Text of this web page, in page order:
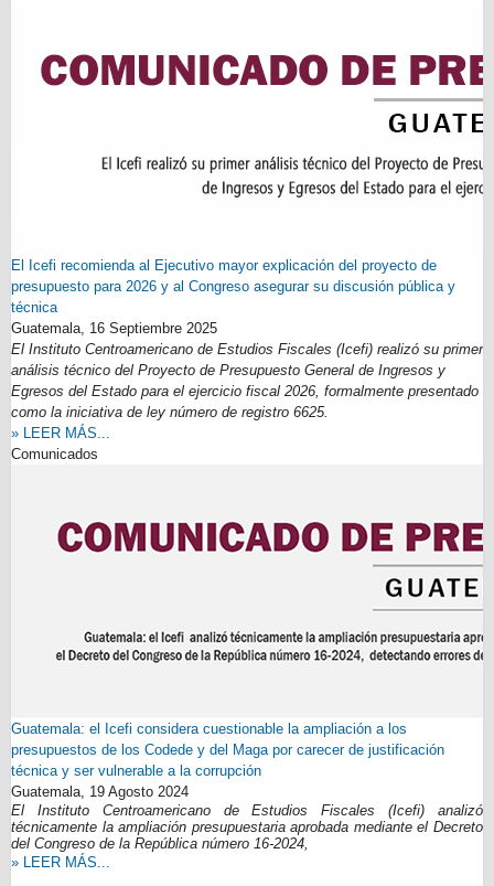
El Icefi recomienda al Ejecutivo mayor explicación del proyecto de
presupuesto para 2026 y al Congreso asegurar su discusión pública y
técnica
Guatemala, 16 Septiembre 2025
El Instituto Centroamericano de Estudios Fiscales (Icefi) realizó su primer
análisis técnico del Proyecto de Presupuesto General de Ingresos y
Egresos del Estado para el ejercicio fiscal 2026, formalmente presentado
como la iniciativa de ley número de registro 6625.
» LEER MÁS...
Comunicados
Guatemala: el Icefi considera cuestionable la ampliación a los
presupuestos de los Codede y del Maga por carecer de justificación
técnica y ser vulnerable a la corrupción
Guatemala, 19 Agosto 2024
El Instituto Centroamericano de Estudios Fiscales (Icefi) analizó
técnicamente la ampliación presupuestaria aprobada mediante el Decreto
del Congreso de la República número 16-2024,
» LEER MÁS...